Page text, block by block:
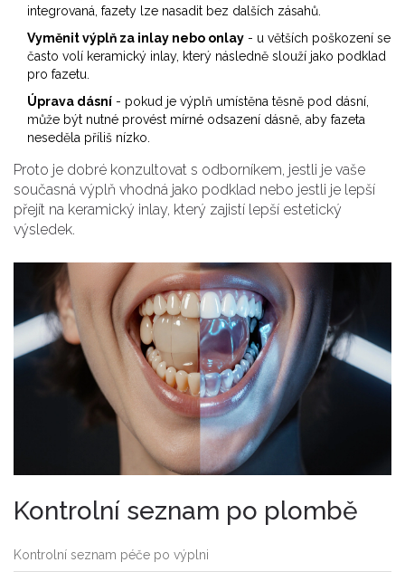
integrovaná, fazety lze nasadit bez dalších zásahů.
Vyměnit výplň za inlay nebo onlay - u větších poškození se
často volí keramický inlay, který následně slouží jako podklad
pro fazetu.
Úprava dásní - pokud je výplň umístěna těsně pod dásní,
může být nutné provést mírné odsazení dásně, aby fazeta
neseděla příliš nízko.
Proto je dobré konzultovat s odborníkem, jestli je vaše
současná výplň vhodná jako podklad nebo jestli je lepší
přejít na keramický inlay, který zajistí lepší estetický
výsledek.
Kontrolní seznam po plombě
Kontrolní seznam péče po výplni